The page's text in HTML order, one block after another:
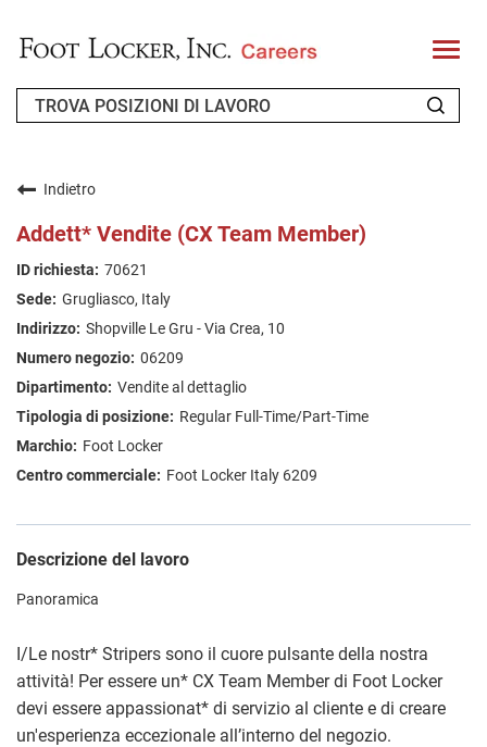
T
o
l
FAQ
CERCA LAVORO
ITALIAN
Indietro
Addett* Vendite (CX Team Member)
70621
Grugliasco, Italy
Shopville Le Gru - Via Crea, 10
06209
Vendite al dettaglio
Regular Full-Time/Part-Time
Foot Locker
Foot Locker Italy 6209
Descrizione del lavoro
Panoramica
I/Le nostr* Stripers sono il cuore pulsante della nostra
attività! Per essere un* CX Team Member di Foot Locker
devi essere appassionat* di servizio al cliente e di creare
un'esperienza eccezionale all’interno del negozio.